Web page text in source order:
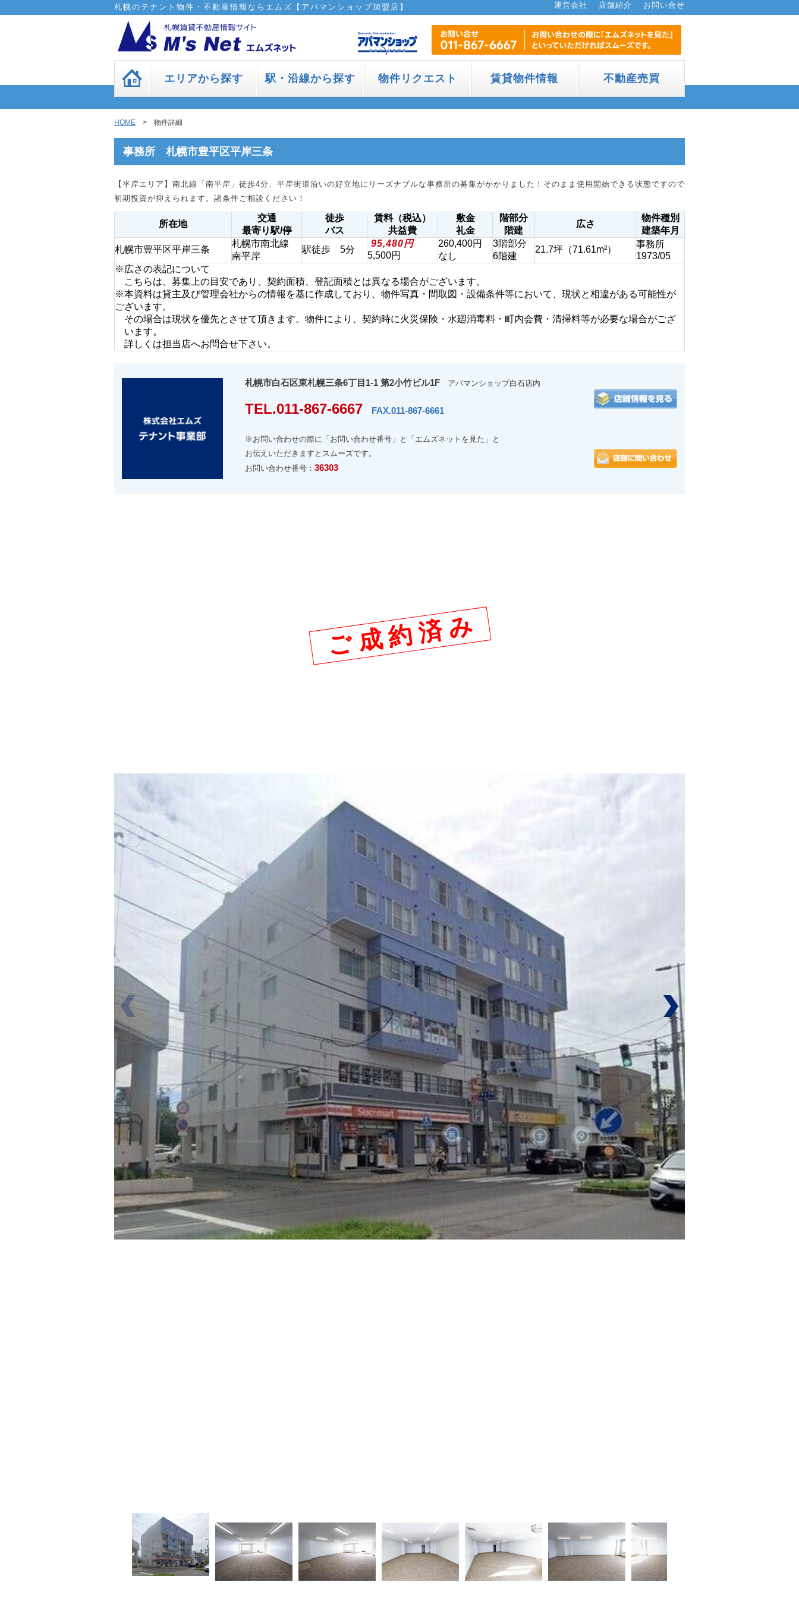
札幌のテナント物件・不動産情報ならエムズ【アパマンショップ加盟店】 運営会社 店舗紹介 お問い合せ
エリアから探す 駅・沿線から探す 物件リクエスト 賃貸物件情報 不動産売買
HOME > 物件詳細
事務所 札幌市豊平区平岸三条
【平岸エリア】南北線「南平岸」徒歩4分、平岸街道沿いの好立地にリーズナブルな事務所の募集がかかりました！そのまま使用開始できる状態ですので
初期投資が抑えられます。諸条件ご相談ください！
所在地
交通
最寄り駅/停
徒歩
バス
賃料（税込）
共益費
敷金
礼金
階部分
階建
広さ
物件種別
建築年月
札幌市豊平区平岸三条
札幌市南北線
南平岸
駅徒歩 5分
95,480円
5,500円
260,400円
なし
3階部分
6階建
21.7坪（71.61m²）
事務所
1973/05
※広さの表記について
こちらは、募集上の目安であり、契約面積、登記面積とは異なる場合がございます。
※本資料は貸主及び管理会社からの情報を基に作成しており、物件写真・間取図・設備条件等において、現状と相違がある可能性が
ございます。
その場合は現状を優先とさせて頂きます。物件により、契約時に火災保険・水廻消毒料・町内会費・清掃料等が必要な場合がござ
います。
詳しくは担当店へお問合せ下さい。
札幌市白石区東札幌三条6丁目1-1 第2小竹ビル1Fアパマンショップ白石店内
TEL.011-867-6667 FAX.011-867-6661
※お問い合わせの際に「お問い合わせ番号」と「エムズネットを見た」と
お伝えいただきますとスムーズです。
お問い合わせ番号： 36303
ご 成 約 済 み